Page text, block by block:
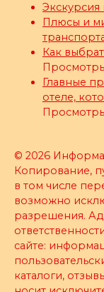
Экскурсия
Плюсы и
Как
Главные
отеле,
© 2026
Копирование,
в том числе
возможно
разрешения.
сайте:
каталоги,